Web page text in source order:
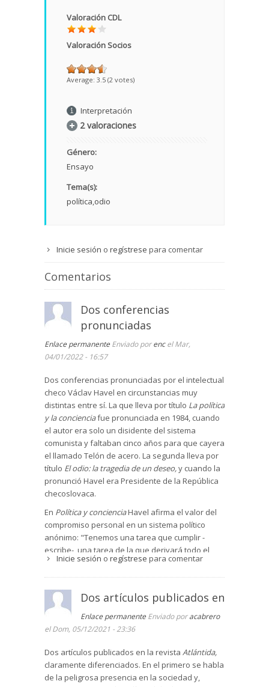
Valoración CDL
Valoración Socios
Average: 3.5 (2 votes)
Interpretación
2 valoraciones
Género:
Ensayo
Tema(s):
política odio
Inicie sesión o regístrese para comentar
Comentarios
Dos conferencias
pronunciadas
Enlace permanente Enviado porencel Mar,
04/01/2022 - 16:57
Dos conferencias pronunciadas por el intelectual
checo Václav Havel en circunstancias muy
distintas entre sí. La que lleva por título La política
y la concienciafue pronunciada en 1984, cuando
el autor era solo un disidente del sistema
comunista y faltaban cinco años para que cayera
el llamado Telón de acero. La segunda lleva por
título El odio: la tragedia de un deseo,y cuando la
pronunció Havel era Presidente de la República
checoslovaca.
En Política y concienciaHavel afirma el valor del
compromiso personal en un sistema político
anónimo: "Tenemos una tarea que cumplir -
escribe-, una tarea de la que derivará todo el
resto.Hacer frente al autoritarismo irracional del
poder anónimo, impersonal e inhumano de las
ideologías, de los sistemas, de los aparatos, de
las burocracias, de las lenguas artificiales[la
neolengua]y de las consignas políticas, con un
compromiso total" (pág.72).
partido único existente en su país, pero
podemos preguntarnos si el sistema de
varios partidos no es igual de anónimo. Es
Inicie sesión o regístrese para comentar
Dos artículos publicados en
Enlace permanente Enviado poracabrero
el Dom, 05/12/2021 - 23:36
Dos artículos publicados en la revista Atlántida,
claramente diferenciados. En el primero se habla
de la peligrosa presencia en la sociedad y,